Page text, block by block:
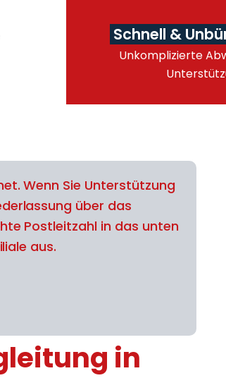
Schnell &
Unkomplizierte
Wenn Sie Unterstützung
über das
Postleitzahl in das unten
aus.
in